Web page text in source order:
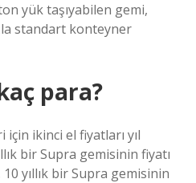
yük taşıyabilen gemi,
standart konteyner
para?
ikinci el fiyatları yıl
bir Supra gemisinin fiyatı
yıllık bir Supra gemisinin